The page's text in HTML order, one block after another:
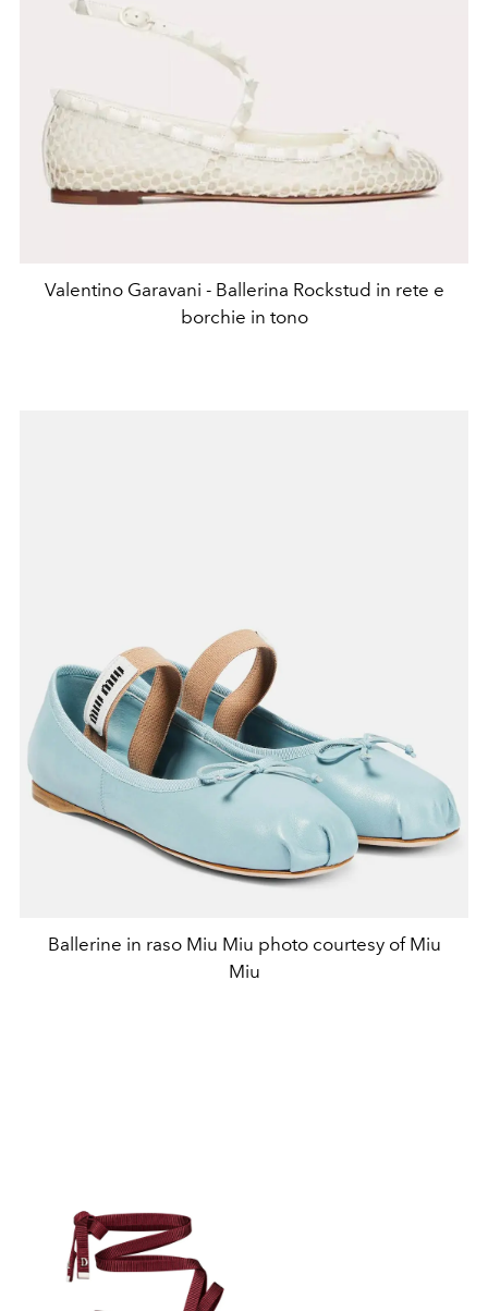
Valentino Garavani - Ballerina Rockstud in rete e
borchie in tono
Ballerine in raso Miu Miu photo courtesy of Miu
Miu